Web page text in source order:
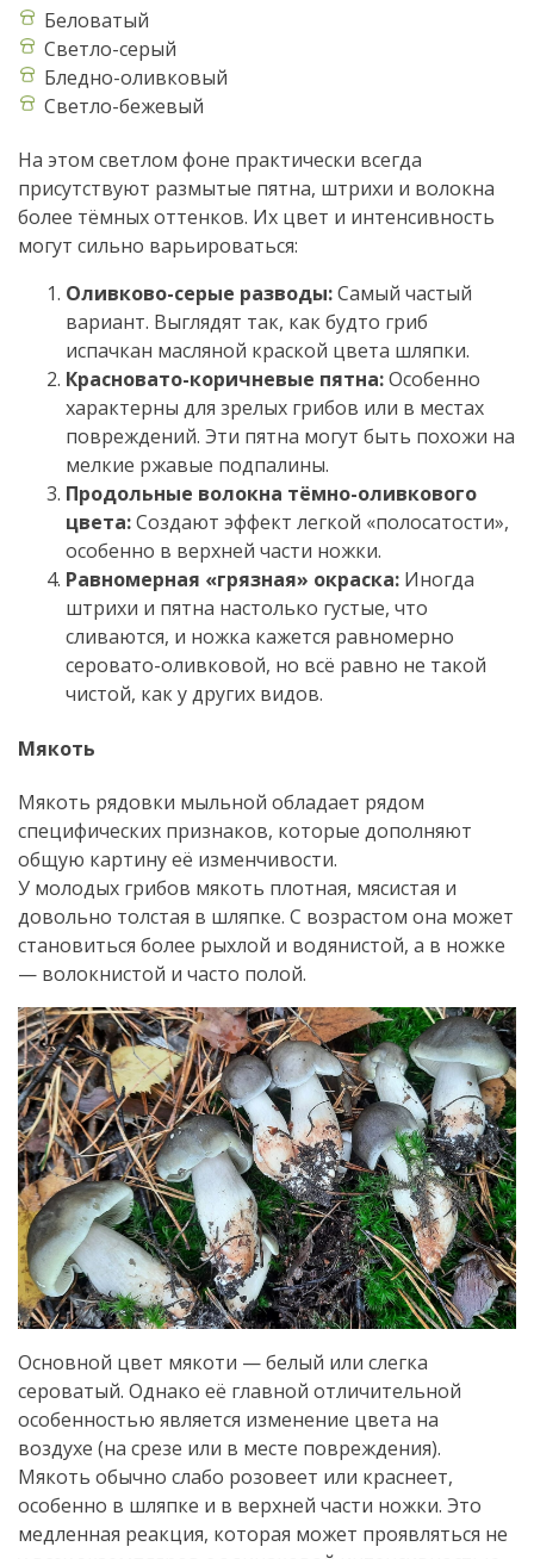
Беловатый
Светло-серый
Бледно-оливковый
Светло-бежевый
На этом светлом фоне практически всегда
присутствуют размытые пятна, штрихи и волокна
более тёмных оттенков. Их цвет и интенсивность
могут сильно варьироваться:
Оливково-серые разводы:Самый частый
вариант. Выглядят так, как будто гриб
испачкан масляной краской цвета шляпки.
Красновато-коричневые пятна:Особенно
характерны для зрелых грибов или в местах
повреждений. Эти пятна могут быть похожи на
мелкие ржавые подпалины.
Продольные волокна тёмно-оливкового
цвета:Создают эффект легкой «полосатости»,
особенно в верхней части ножки.
Равномерная «грязная» окраска: Иногда
штрихи и пятна настолько густые, что
сливаются, и ножка кажется равномерно
серовато-оливковой, но всё равно не такой
чистой, как у других видов.
Мякоть
Мякоть рядовки мыльной обладает рядом
специфических признаков, которые дополняют
общую картину её изменчивости.
У молодых грибов мякоть плотная, мясистая и
довольно толстая в шляпке. С возрастом она может
становиться более рыхлой и водянистой, а в ножке
— волокнистой и часто полой.
Основной цвет мякоти — белый или слегка
сероватый. Однако её главной отличительной
особенностью является изменение цвета на
воздухе (на срезе или в месте повреждения).
Мякоть обычно слабо розовеет или краснеет,
особенно в шляпке и в верхней части ножки. Это
медленная реакция, которая может проявляться не